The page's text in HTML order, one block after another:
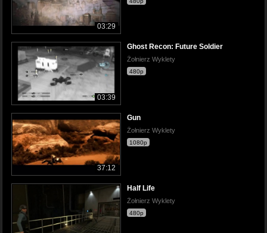
03:29
03:39
Ghost Recon: Future Soldier
Żołnierz Wyklety
480p
37:12
Gun
Żołnierz Wyklety
1080p
Half Life
Żołnierz Wyklety
480p